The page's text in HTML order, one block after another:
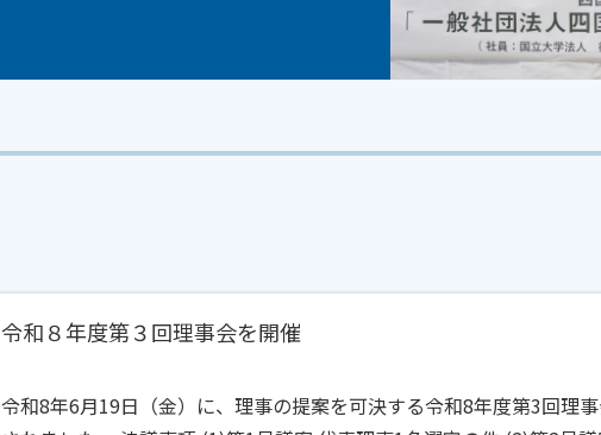
令和８年度第３回理事会を開催
令和8年6月19日（金）に、理事の提案を可決する令和8年度第3回理